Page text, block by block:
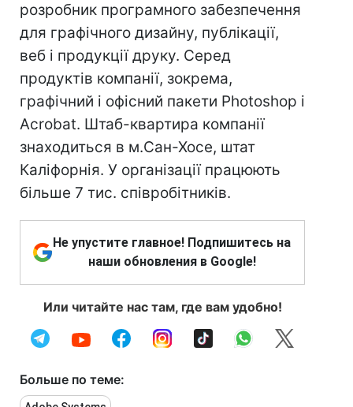
розробник програмного забезпечення
для графічного дизайну, публікації,
веб і продукції друку. Серед
продуктів компанії, зокрема,
графічний і офісний пакети Photoshop і
Acrobat. Штаб-квартира компанії
знаходиться в м.Сан-Хосе, штат
Каліфорнія. У організації працюють
більше 7 тис. співробітників.
Не упустите главное! Подпишитесь на
наши обновления в Google!
Или читайте нас там, где вам удобно!
Больше по теме: